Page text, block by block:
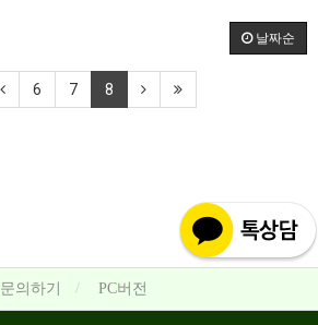
날짜순
6 7 8
문의하기 PC버전